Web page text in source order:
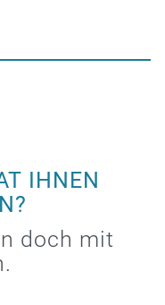
IHNEN
doch mit